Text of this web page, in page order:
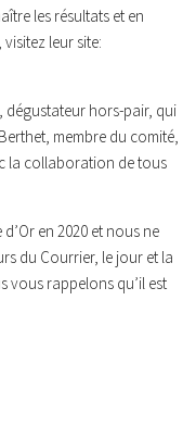
les résultats et en
leur site:
dégustateur hors-pair, qui
membre du comité,
la collaboration de tous
en 2020 et nous ne
du Courrier, le jour et la
rappelons qu’il est